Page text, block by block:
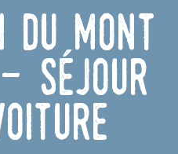
du Mont
Séjour